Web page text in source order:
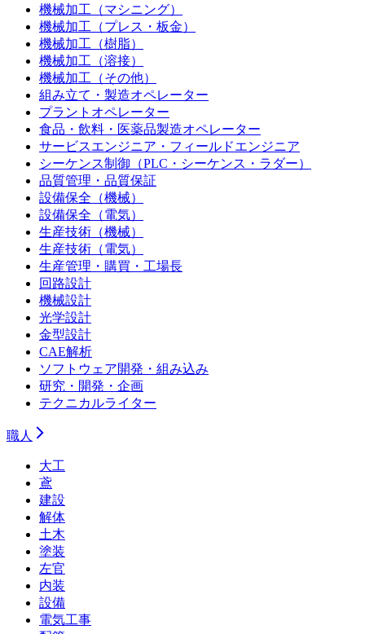
機械加工（マシニング）
機械加工（プレス・板金）
機械加工（樹脂）
機械加工（溶接）
機械加工（その他）
組み立て・製造オペレーター
プラントオペレーター
食品・飲料・医薬品製造オペレーター
サービスエンジニア・フィールドエンジニア
シーケンス制御（PLC・シーケンス・ラダー）
品質管理・品質保証
設備保全（機械）
設備保全（電気）
生産技術（機械）
生産技術（電気）
生産管理・購買・工場長
回路設計
機械設計
光学設計
金型設計
CAE解析
ソフトウェア開発・組み込み
研究・開発・企画
テクニカルライター
職人
大工
鳶
建設
解体
土木
塗装
左官
内装
設備
電気工事